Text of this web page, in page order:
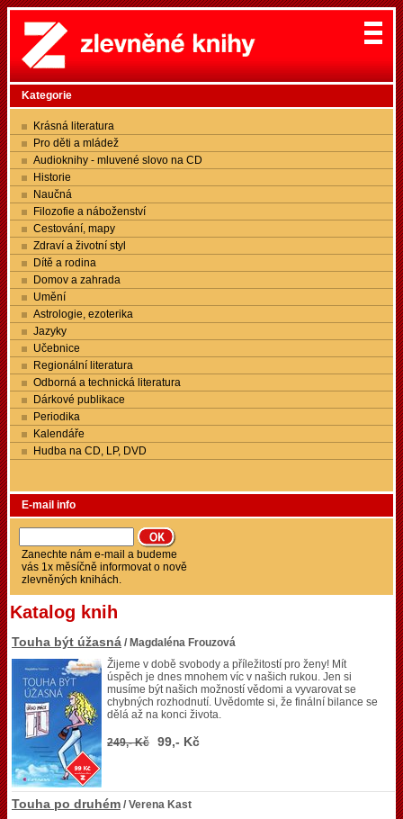
Kategorie
Krásná literatura
Pro děti a mládež
Audioknihy - mluvené slovo na CD
Historie
Naučná
Filozofie a náboženství
Cestování, mapy
Zdraví a životní styl
Dítě a rodina
Domov a zahrada
Umění
Astrologie, ezoterika
Jazyky
Učebnice
Regionální literatura
Odborná a technická literatura
Dárkové publikace
Periodika
Kalendáře
Hudba na CD, LP, DVD
E-mail info
Zanechte nám e-mail a budeme
vás 1x měsíčně informovat o nově
zlevněných knihách.
Katalog knih
Touha být úžasná / Magdaléna Frouzová
Žijeme v době svobody a příležitostí pro ženy! Mít
úspěch je dnes mnohem víc v našich rukou. Jen si
musíme být našich možností vědomi a vyvarovat se
chybných rozhodnutí. Uvědomte si, že finální bilance se
dělá až na konci života.
249,- Kč 99,- Kč
Touha po druhém / Verena Kast